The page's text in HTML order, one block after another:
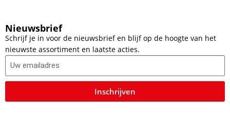
Nieuwsbrief
Schrijf je in voor de nieuwsbrief en blijf op de hoogte van het
nieuwste assortiment en laatste acties.
Inschrijven